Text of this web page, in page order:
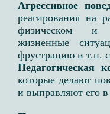
Агрессивное
реагирования на
физическом и
жизненные
фрустрацию и т.п.
Педагогическая
которые делают
и выправляют его